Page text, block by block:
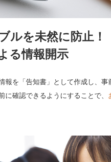
ルを未然に防止！
る情報開示
報を「告知書」として作成し、
に確認できるようにすることで、